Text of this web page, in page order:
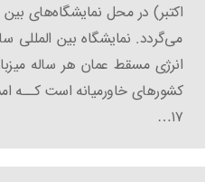
اکتبر) در محل نمایشگاه‌های بین
می‌گردد. نمایشگاه بین المللی
انرژی مسقط عمان هر ساله
۱۷…